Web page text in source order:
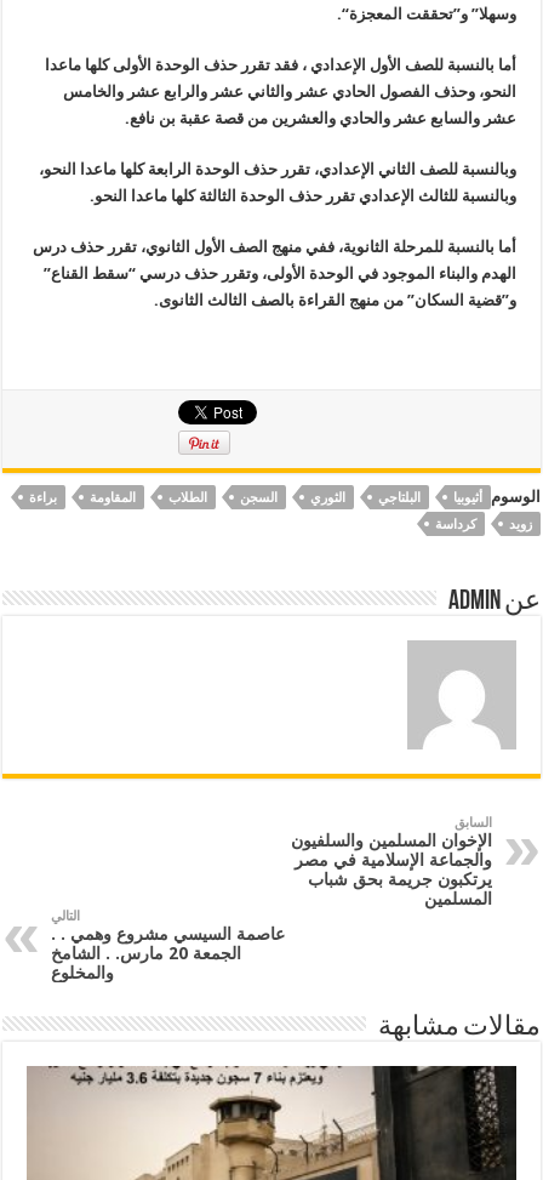
وسهلا” و”تحققت المعجزة“.
أما بالنسبة للصف الأول الإعدادي ، فقد تقرر حذف الوحدة الأولى كلها ماعدا
النحو، وحذف الفصول الحادي عشر والثاني عشر والرابع عشر والخامس
عشر والسابع عشر والحادي والعشرين من قصة عقبة بن نافع.
وبالنسبة للصف الثاني الإعدادي، تقرر حذف الوحدة الرابعة كلها ماعدا النحو،
وبالنسبة للثالث الإعدادي تقرر حذف الوحدة الثالثة كلها ماعدا النحو.
أما بالنسبة للمرحلة الثانوية، ففي منهج الصف الأول الثانوي، تقرر حذف درس
الهدم والبناء الموجود في الوحدة الأولى، وتقرر حذف درسي “سقط القناع”
و”قضية السكان” من منهج القراءة بالصف الثالث الثانوى.
الوسوم أثيوبيا البلتاجي الثوري السجن الطلاب المقاومة
براءة
زويد
كرداسة
عن Admin
السابق
الإخوان المسلمين والسلفيون
والجماعة الإسلامية في مصر
يرتكبون جريمة بحق شباب
المسلمين
التالي
عاصمة السيسي مشروع وهمي . .
الجمعة 20 مارس. . الشامخ
والمخلوع
مقالات مشابهة